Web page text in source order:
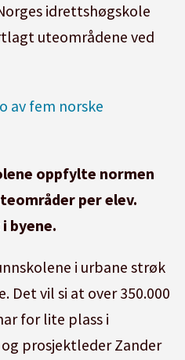
idrettshøgskole
uteområdene ved
av fem norske
oppfylte normen
per elev.
byene.
i urbane strøk
Det vil si at over 350.000
for lite plass i
prosjektleder Zander